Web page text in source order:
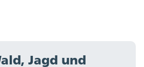
Jagd und